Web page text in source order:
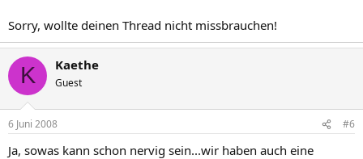
Sorry, wollte deinen Thread nicht missbrauchen!
K Kaethe
Guest
6 Juni 2008 #6
Ja, sowas kann schon nervig sein...wir haben auch eine